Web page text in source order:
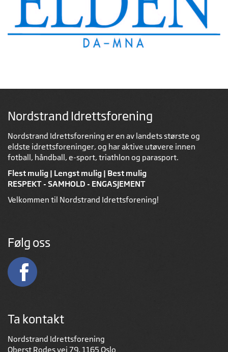
Nordstrand Idrettsforening
Nordstrand Idrettsforening er en av landets største og
eldste idrettsforeninger, og har aktive utøvere innen
fotball, håndball, e-sport, triathlon og parasport.
Flest mulig | Lengst mulig | Best mulig
RESPEKT - SAMHOLD - ENGASJEMENT
Velkommen til Nordstrand Idrettsforening!
Følg oss
Ta kontakt
Nordstrand Idrettsforening
Oberst Rodes vei 79, 1165 Oslo